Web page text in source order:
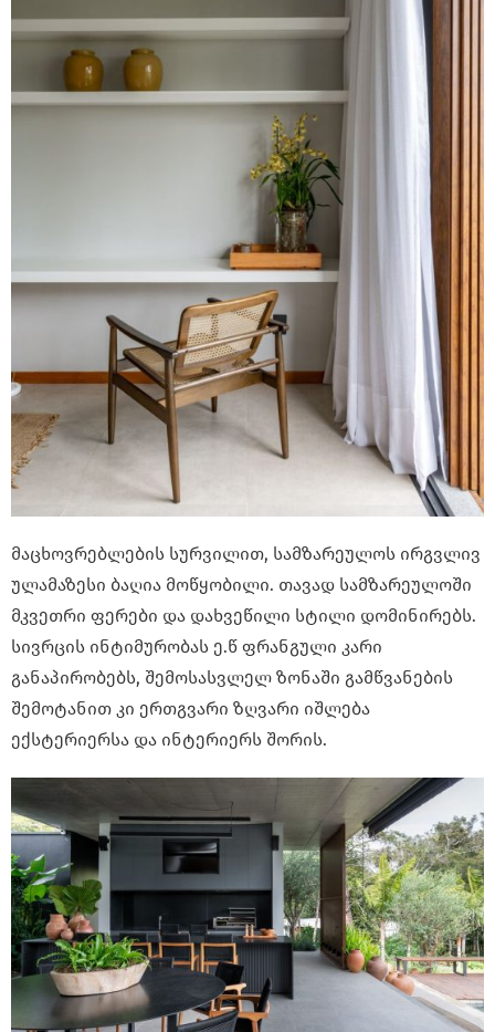
მაცხოვრებლების სურვილით, სამზარეულოს ირგვლივ
ულამაზესი ბაღია მოწყობილი. თავად სამზარეულოში
მკვეთრი ფერები და დახვეწილი სტილი დომინირებს.
სივრცის ინტიმურობას ე.წ ფრანგული კარი
განაპირობებს, შემოსასვლელ ზონაში გამწვანების
შემოტანით კი ერთგვარი ზღვარი იშლება
ექსტერიერსა და ინტერიერს შორის.